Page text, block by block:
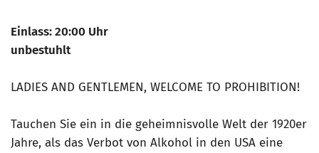
Einlass: 20:00 Uhr
unbestuhlt
LADIES AND GENTLEMEN, WELCOME TO PROHIBITION!
Tauchen Sie ein in die geheimnisvolle Welt der 1920er
Jahre, als das Verbot von Alkohol in den USA eine